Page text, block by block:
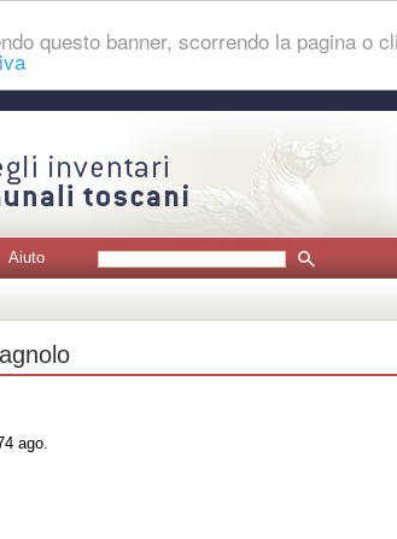
questo banner, scorrendo la pagina o
Aiuto
ago.